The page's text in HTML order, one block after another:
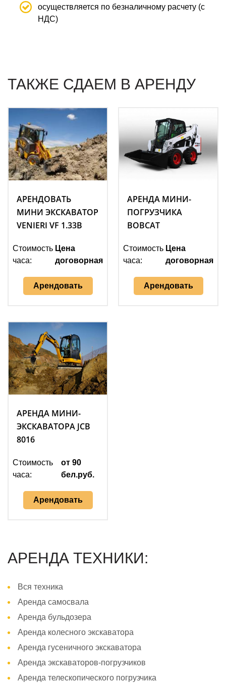
осуществляется по безналичному расчету (с
НДС)
ТАКЖЕ СДАЕМ В АРЕНДУ
АРЕНДОВАТЬ
МИНИ ЭКСКАВАТОР
VENIERI VF 1.33B
Стоимость
часа:
Цена
договорная
Арендовать
АРЕНДА МИНИ-
ПОГРУЗЧИКА
BOBCAT
Стоимость
часа:
Цена
договорная
Арендовать
АРЕНДА МИНИ-
ЭКСКАВАТОРА JCB
8016
Стоимость
часа:
от 90
бел.руб.
Арендовать
АРЕНДА ТЕХНИКИ:
Вся техника
Аренда самосвала
Аренда бульдозера
Аренда колесного экскаватора
Аренда гусеничного экскаватора
Аренда экскаваторов-погрузчиков
Аренда телескопического погрузчика